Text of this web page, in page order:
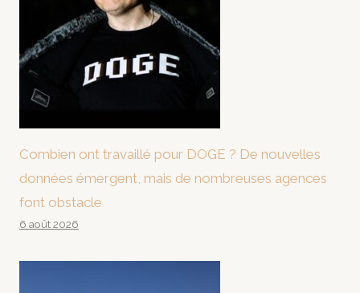
Combien ont travaillé pour DOGE ? De nouvelles
données émergent, mais de nombreuses agences
font obstacle
6 août 2026